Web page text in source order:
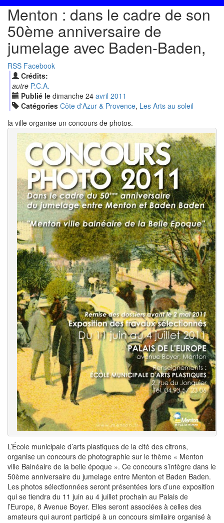
Menton : dans le cadre de son
50ème anniversaire de
jumelage avec Baden-Baden,
RSS Facebook
Crédits:
autre P.C.A.
Publié le dimanche 24 avril 2011
Catégories Côte d'Azur & Provence, Les Arts au soleil
la ville organise un concours de photos.
L’École municipale d’arts plastiques de la cité des citrons,
organise un concours de photographie sur le thème « Menton
ville Balnéaire de la belle époque ». Ce concours s’intègre dans le
50ème anniversaire du jumelage entre Menton et Baden Baden.
Les photos sélectionnées seront présentées lors d’une exposition
qui se tiendra du 11 juin au 4 juillet prochain au Palais de
l’Europe, 8 Avenue Boyer. Elles seront associées à celles des
amateurs qui auront participé à un concours similaire organisé à